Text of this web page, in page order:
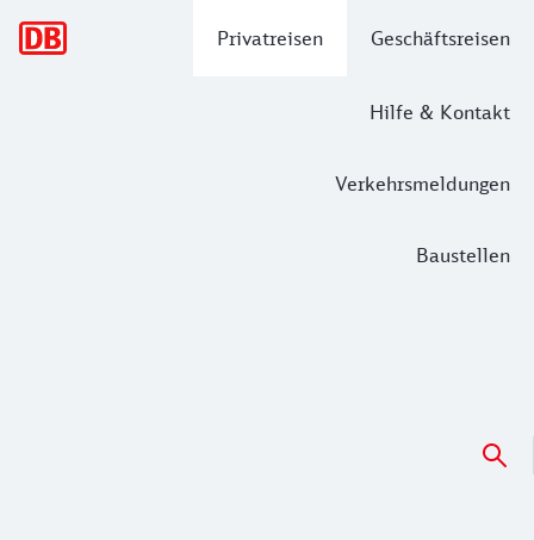
Privatreisen Geschäftsreisen
Hilfe & Kontakt
Verkehrsmeldungen
Baustellen